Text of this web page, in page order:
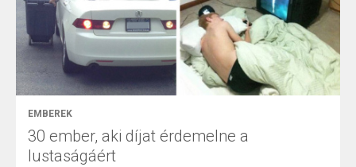
EMBEREK
30 ember, aki díjat érdemelne a
lustaságáért